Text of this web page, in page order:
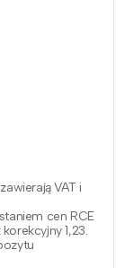
VAT i
cen RCE
1,23.